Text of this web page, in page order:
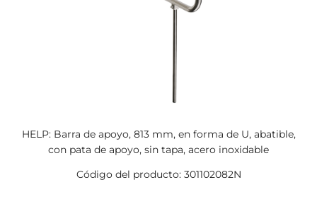
HELP: Barra de apoyo, 813 mm, en forma de U, abatible,
con pata de apoyo, sin tapa, acero inoxidable
Código del producto: 301102082N